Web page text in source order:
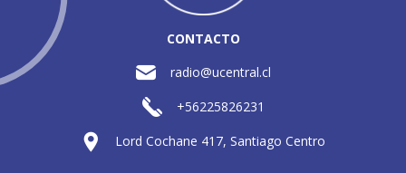
CONTACTO
radio@ucentral.cl
+56225826231
Lord Cochane 417, Santiago Centro